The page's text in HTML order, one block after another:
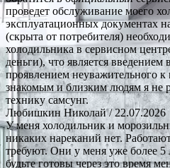
проведет обслуживание моего
эксплуатационных документах
(скрыта от потребителя)
холодильника в сервисном
деньги), что является введением
проявлением неуважительного
знакомым и близким людям я не
технику самсунг.
Любишкин Николай/ 22.07.2026
У меня холодильник и
никаких нареканий нет.
требуют. Они у меня уже более 5
будьте готовы через это время